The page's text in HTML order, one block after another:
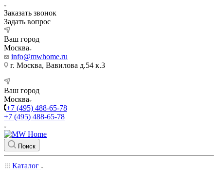
Заказать звонок
Задать вопрос
Ваш город
Москва
info@mwhome.ru
г. Москва, Вавилова д.54 к.3
Ваш город
Москва
+7 (495) 488-65-78
+7 (495) 488-65-78
Поиск
Каталог